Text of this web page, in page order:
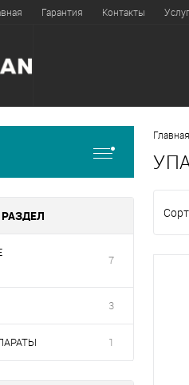
Гарантия Контакты
7
3
1